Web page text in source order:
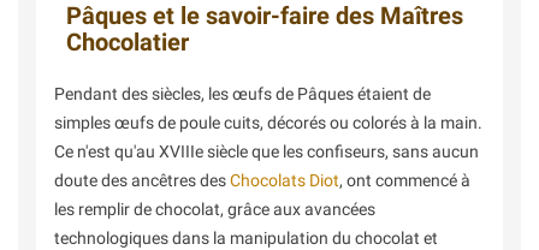
Pâques et le savoir-faire des Maîtres
Chocolatier
Pendant des siècles, les œufs de Pâques étaient de
simples œufs de poule cuits, décorés ou colorés à la main.
Ce n'est qu'au XVIIIe siècle que les confiseurs, sans aucun
doute des ancêtres desChocolats Diot, ont commencé à
les remplir de chocolat, grâce aux avancées
technologiques dans la manipulation du chocolat et